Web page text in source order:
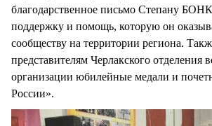
благодарственное письмо Степану
поддержку и помощь, которую он
сообществу на территории региона.
представителям Черлакского отделения
организации юбилейные медали и
России».